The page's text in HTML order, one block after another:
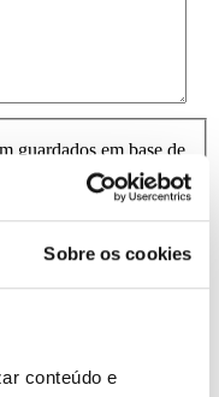
Sobre os cookies
conteúdo e
guardados em base de
e exclusivamente